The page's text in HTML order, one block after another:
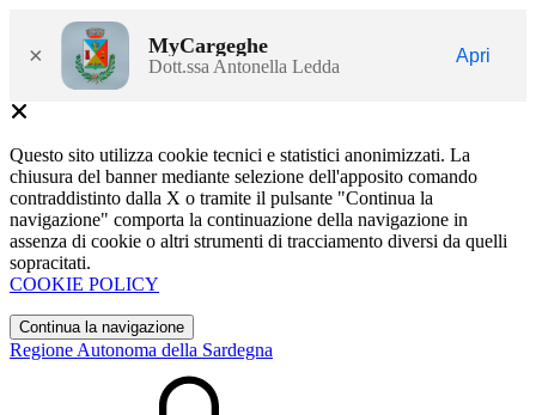
× MyCargeghe
Dott.ssa Antonella Ledda
Apri
Questo sito utilizza cookie tecnici e statistici anonimizzati. La
chiusura del banner mediante selezione dell'apposito comando
contraddistinto dalla X o tramite il pulsante "Continua la
navigazione" comporta la continuazione della navigazione in
assenza di cookie o altri strumenti di tracciamento diversi da quelli
sopracitati.
COOKIE POLICY
Continua la navigazione
Regione Autonoma della Sardegna